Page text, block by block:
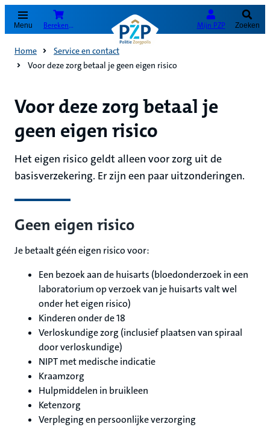
Menu Bereken je premie Mijn PZP Zoeken
Home
Service en contact
Voor deze zorg betaal je geen eigen risico
Voor deze zorg betaal je
geen eigen risico
Het eigen risico geldt alleen voor zorg uit de
basisverzekering. Er zijn een paar uitzonderingen.
Geen eigen risico
Je betaalt géén eigen risico voor:
Een bezoek aan de huisarts (bloedonderzoek in een
laboratorium op verzoek van je huisarts valt wel
onder het eigen risico)
Kinderen onder de 18
Verloskundige zorg (inclusief plaatsen van spiraal
door verloskundige)
NIPT met medische indicatie
Kraamzorg
Hulpmiddelen in bruikleen
Ketenzorg
Verpleging en persoonlijke verzorging